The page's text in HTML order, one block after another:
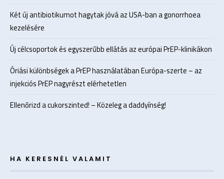
Két új antibiotikumot hagytak jóvá az USA-ban a gonorrhoea
kezelésére
Új célcsoportok és egyszerűbb ellátás az európai PrEP-klinikákon
Óriási különbségek a PrEP használatában Európa-szerte – az
injekciós PrEP nagyrészt elérhetetlen
Ellenőrizd a cukorszinted! – Közeleg a daddyínség!
HA KERESNÉL VALAMIT